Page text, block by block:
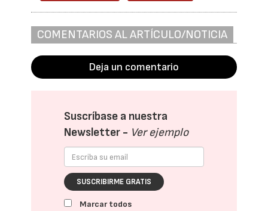
COMENTARIOS AL ARTÍCULO/NOTICIA
Deja un comentario
Suscríbase a nuestra
Newsletter - Ver ejemplo
SUSCRIBIRME GRATIS
Marcar todos